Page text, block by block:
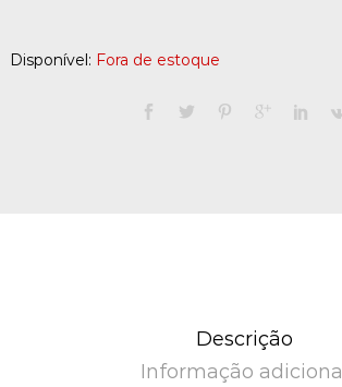
Disponível: Fora de estoque
Descrição
Informação adicional